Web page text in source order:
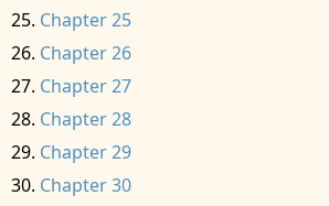
Chapter 25
Chapter 26
Chapter 27
Chapter 28
Chapter 29
Chapter 30